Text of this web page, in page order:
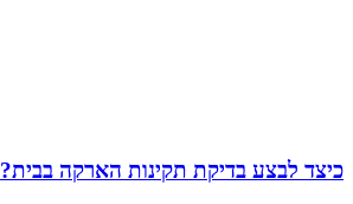
כיצד לבצע בדיקת תקינות הארקה בבית?